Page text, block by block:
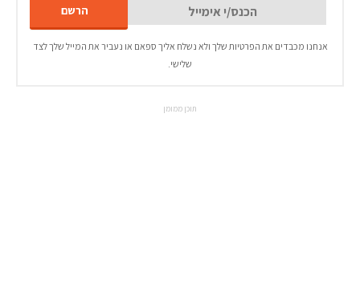
אנחנו מכבדים את הפרטיות שלך ולא נשלח אליך ספאם או נעביר את המייל שלך לצד
שלישי.
תוכן ממומן